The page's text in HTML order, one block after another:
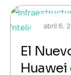
abril 6,
El
Huawei